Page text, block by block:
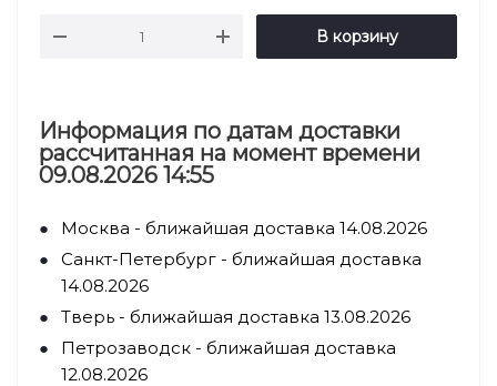
В корзину
Информация по датам доставки
рассчитанная на момент времени
09.08.2026 14:55
Москва - ближайшая доставка 14.08.2026
Санкт-Петербург - ближайшая доставка
14.08.2026
Тверь - ближайшая доставка 13.08.2026
Петрозаводск - ближайшая доставка
12.08.2026